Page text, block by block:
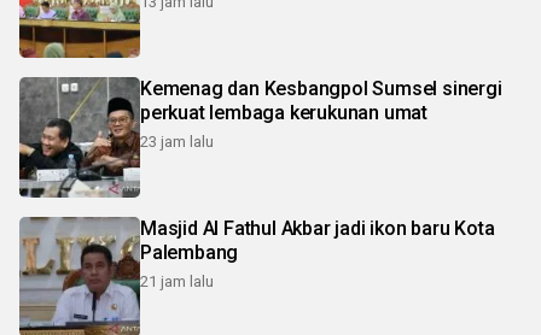
Kemenag dan Kesbangpol Sumsel sinergi
perkuat lembaga kerukunan umat
23 jam lalu
Masjid Al Fathul Akbar jadi ikon baru Kota
Palembang
21 jam lalu